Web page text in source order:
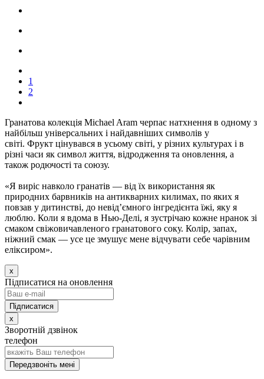
1
2
Гранатова колекція Michael Aram черпає натхнення в одному з
найбільш універсальних і найдавніших символів у
світі. Фрукт цінувався в усьому світі, у різних культурах і в
різні часи як символ життя, відродження та оновлення, а
також родючості та союзу.
«Я виріс навколо гранатів — від їх використання як
природних барвників на антикварних килимах, по яких я
повзав у дитинстві, до невід’ємного інгредієнта їжі, яку я
люблю. Коли я вдома в Нью-Делі, я зустрічаю кожне нранок зі
смаком свіжовичавленого гранатового соку. Колір, запах,
ніжний смак — усе це змушує мене відчувати себе чарівним
еліксиром».
x
Підписатися на оновлення
x
Зворотній дзвінок
телефон
Передзвоніть мені